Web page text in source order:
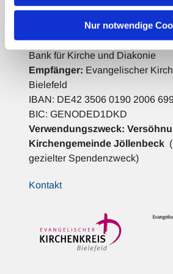
Nur notwendige
Spenden für die Gemeindearbeit:
Bank für Kirche und Diakonie
Empfänger: Evangelischer
Bielefeld
IBAN: DE42 3506 0190 2006
BIC: GENODED1DKD
Verwendungszweck:
Kirchengemeinde Jöllenbeck
gezielter Spendenzweck)
Kontakt